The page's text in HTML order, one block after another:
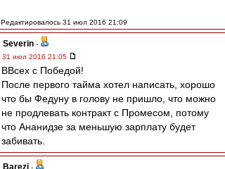
Редактировалось 31 июл 2016 21:09
Severin -
31 июл 2016 21:05
ВВсех с Победой!
После первого тайма хотел написать, хорошо
что бы Федуну в голову не пришло, что можно
не продлевать контракт с Промесом, потому
что Ананидзе за меньшую зарплату будет
забивать.
Barezi -